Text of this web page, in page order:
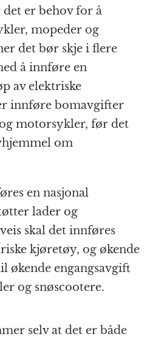
er behov for å
mopeder og
det bør skje i flere
å innføre en
av elektriske
innføre bomavgifter
motorsykler, før det
om
en nasjonal
lader og
skal det innføres
kjøretøy, og økende
økende engangsavgift
og snøscootere.
selv at det er både